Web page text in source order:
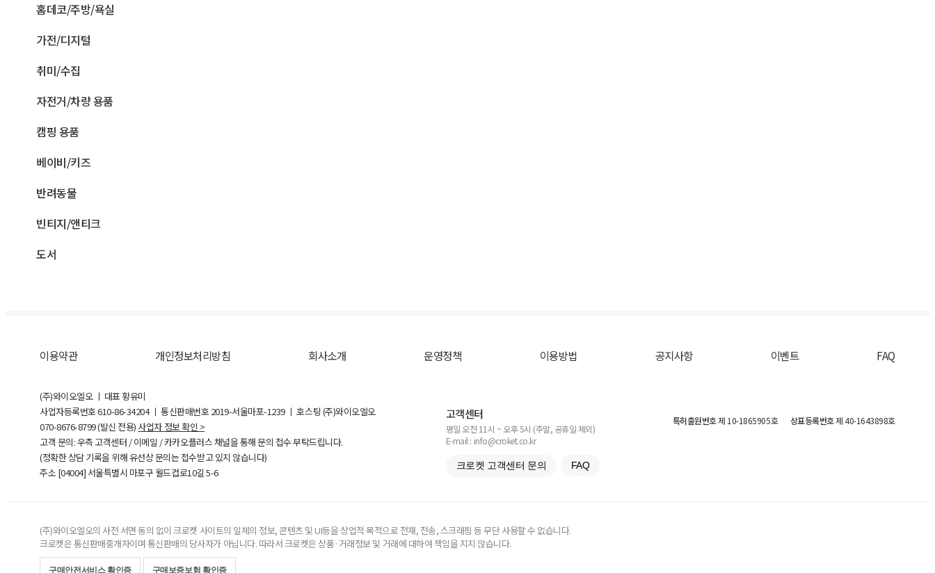
홈데코/주방/욕실
가전/디지털
취미/수집
자전거/차량 용품
캠핑 용품
베이비/키즈
반려동물
빈티지/앤티크
도서
이용약관 개인정보처리방침 회사소개 운영정책 이용방법 공지사항 이벤트 FAQ
(주)와이오엘오 ㅣ 대표 황유미
사업자등록번호610-86-34204ㅣ 통신판매번호 2019-서울마포-1239 ㅣ 호스팅 (주)와이오엘오
070-8676-8799 (발신 전용) 사업자 정보 확인 >
고객 문의: 우측 고객센터 / 이메일 / 카카오플러스 채널을 통해 문의 접수 부탁드립니다.
(정확한 상담 기록을 위해 유선상 문의는 접수받고 있지 않습니다)
주소 [04004] 서울특별시 마포구 월드컵로10길5-6
고객센터
평일 오전 11시 ~ 오후 5시 (주말, 공휴일 제외)
E-mail : info@croket.co.kr
크로켓 고객센터 문의 FAQ
특허출원번호제 10-1865905호 상표등록번호제 40-1643898호
(주)와이오엘오의 사전 서면 동의 없이 크로켓 사이트의 일체의 정보, 콘텐츠 및 UI등을 상업적 목적으로 전재, 전송, 스크래핑 등 무단 사용할 수 없습니다.
크로켓은 통신판매중개자이며 통신판매의 당사자가 아닙니다. 따라서 크로켓은 상품·거래정보 및 거래에 대하여 책임을 지지 않습니다.
구매안전서비스 확인증 구매보증보험 확인증